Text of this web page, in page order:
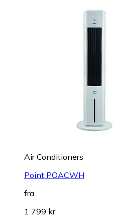
Air Conditioners
Point POACWH
fra
1 799 kr